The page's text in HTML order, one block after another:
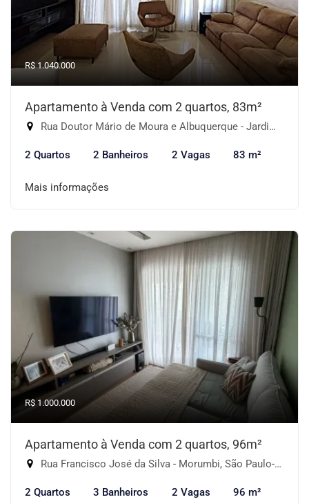
R$ 1.040.000
Apartamento à Venda com 2 quartos, 83m²
Rua Doutor Mário de Moura e Albuquerque - Jardim Monte Kemel, São Paulo-SP
2 Quartos 2 Banheiros 2 Vagas 83 m²
Mais informações
R$ 1.000.000
Apartamento à Venda com 2 quartos, 96m²
Rua Francisco José da Silva - Morumbi, São Paulo-SP
2 Quartos 3 Banheiros 2 Vagas 96 m²